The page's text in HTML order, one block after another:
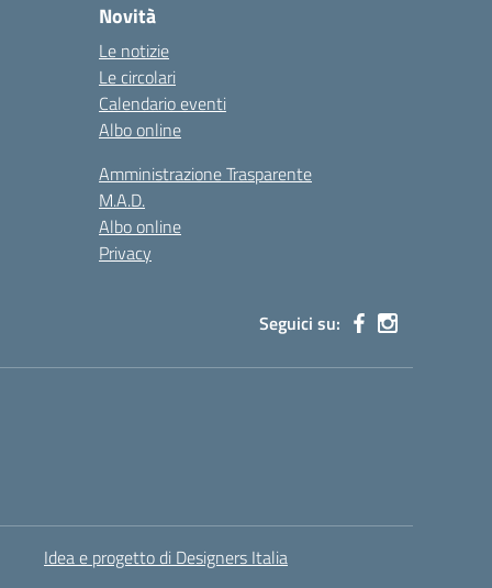
Novità
Le notizie
Le circolari
Calendario eventi
Albo online
Amministrazione Trasparente
M.A.D.
Albo online
Privacy
Seguici su:
Idea e progetto di Designers Italia